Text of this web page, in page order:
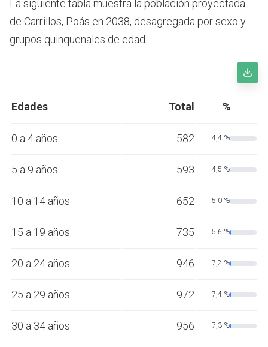
La siguiente tabla muestra la población proyectada
de Carrillos, Poás en 2038, desagregada por sexo y
grupos quinquenales de edad.
Edades Total %
0 a 4 años 582 4,4 %
5 a 9 años 593 4,5 %
10 a 14 años 652 5,0 %
15 a 19 años 735 5,6 %
20 a 24 años 946 7,2 %
25 a 29 años 972 7,4 %
30 a 34 años 956 7,3 %